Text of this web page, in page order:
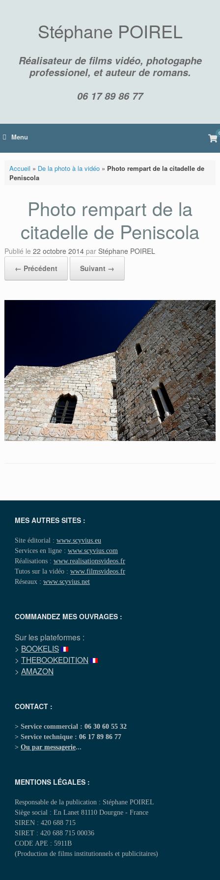
Stéphane POIREL
Réalisateur de films vidéo, photogaphe
professionel, et auteur de romans.
06 17 89 86 77
Menu 0
Accueil » De la photo à la vidéo» Photo rempart de la citadelle de
Peniscola
Photo rempart de la
citadelle de Peniscola
Publié le 22 octobre 2014 par Stéphane POIREL
← Précédent
Suivant →
MES AUTRES SITES :
Site éditorial : www.scyvius.eu
Services en ligne : www.scyvius.com
Réalisations : www.realisationsvideos.fr
Tutos sur la vidéo : www.filmsvideos.fr
Réseaux : www.scyvius.net
COMMANDEZ MES OUVRAGES :
Sur les plateformes :
> BOOKELIS
> THEBOOKEDITION
> AMAZON
CONTACT :
> Service commercial : 06 30 60 55 32
> Service technique : 06 17 89 86 77
> Ou par messagerie...
MENTIONS LÉGALES :
Responsable de la publication : Stéphane POIREL
Siège social : En Lanet 81110 Dourgne - France
SIREN : 420 688 715
SIRET : 420 688 715 00036
CODE APE : 5911B
(Production de films institutionnels et publicitaires)